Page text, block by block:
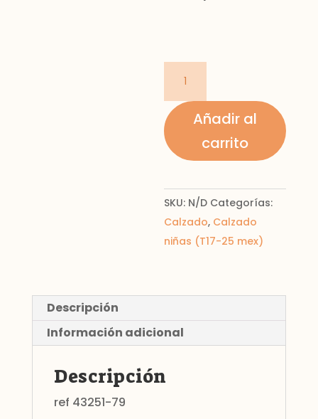
basica
niña
cantidadAñadir al
carrito
SKU: N/D Categorías:
Calzado, Calzado
niñas (T17-25 mex)
Descripción
Información adicional
Descripción
ref 43251-79